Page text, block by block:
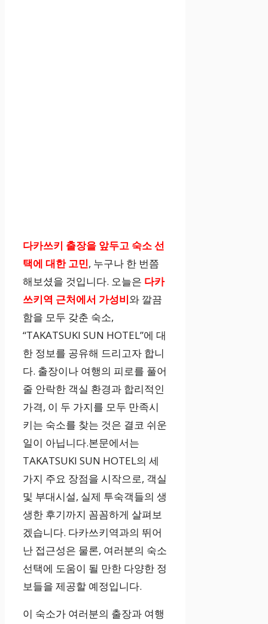
다카쓰키 출장을 앞두고 숙소 선
택에 대한 고민, 누구나 한 번쯤
해보셨을 것입니다. 오늘은 다카
쓰키역 근처에서 가성비와 깔끔
함을 모두 갖춘 숙소,
“TAKATSUKI SUN HOTEL”에 대
한 정보를 공유해 드리고자 합니
다. 출장이나 여행의 피로를 풀어
줄 안락한 객실 환경과 합리적인
가격, 이 두 가지를 모두 만족시
키는 숙소를 찾는 것은 결코 쉬운
일이 아닙니다.본문에서는
TAKATSUKI SUN HOTEL의 세
가지 주요 장점을 시작으로, 객실
및 부대시설, 실제 투숙객들의 생
생한 후기까지 꼼꼼하게 살펴보
겠습니다. 다카쓰키역과의 뛰어
난 접근성은 물론, 여러분의 숙소
선택에 도움이 될 만한 다양한 정
보들을 제공할 예정입니다.
이 숙소가 여러분의 출장과 여행